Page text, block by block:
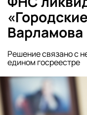
Варламова
Решение связано с
едином госреестре